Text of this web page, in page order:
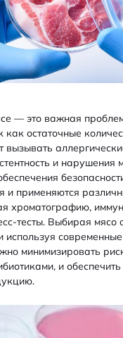
— это важная
как остаточные
вызывать
и
и применяются
хроматографию,
тесты. Выбирая мясо
используя
минимизировать
и обеспечить